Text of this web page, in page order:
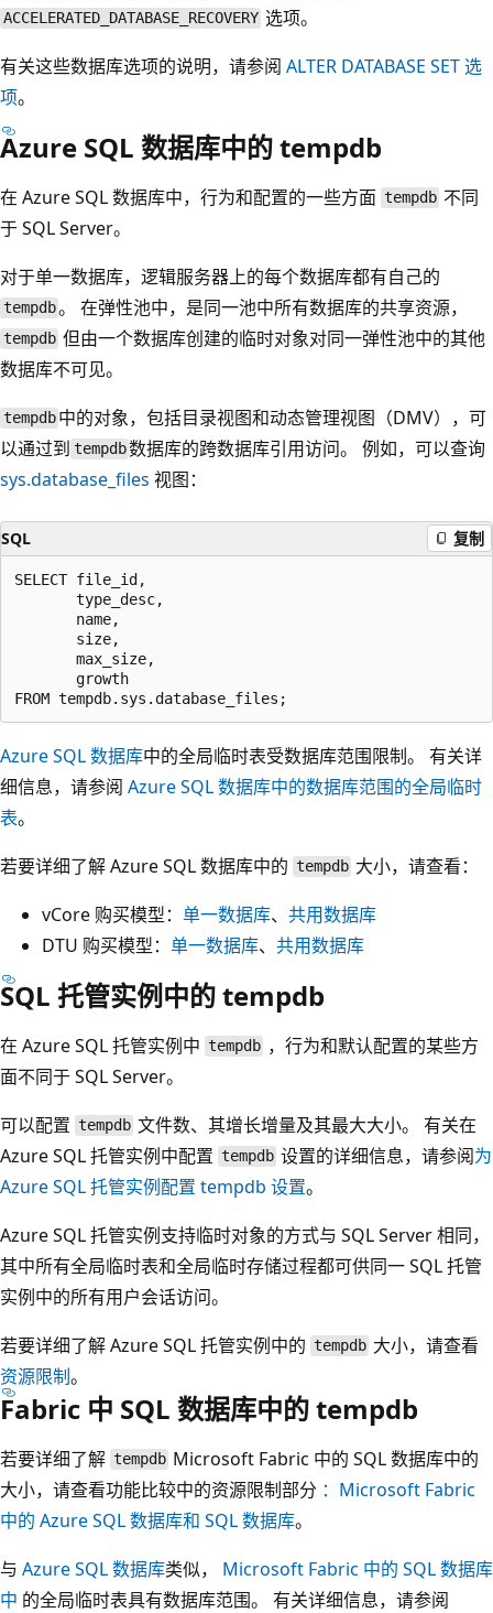
ACCELERATED_DATABASE_RECOVERY 选项。
有关这些数据库选项的说明，请参阅 ALTER DATABASE SET 选
项。
Azure SQL 数据库中的 tempdb
在 Azure SQL 数据库中，行为和配置的一些方面 tempdb 不同
于 SQL Server。
对于单一数据库，逻辑服务器上的每个数据库都有自己的
tempdb。 在弹性池中，是同一池中所有数据库的共享资源，
tempdb 但由一个数据库创建的临时对象对同一弹性池中的其他
数据库不可见。
tempdb 中的对象，包括目录视图和动态管理视图（DMV），可
以通过到 tempdb数据库的跨数据库引用访问。 例如，可以查询
sys.database_files 视图：
SQL 复制
SELECT file_id,
       type_desc,
       name,
       size,
       max_size,
       growth
Azure SQL 数据库中的全局临时表受数据库范围限制。 有关详
细信息，请参阅 Azure SQL 数据库中的数据库范围的全局临时
表。
若要详细了解 Azure SQL 数据库中的 tempdb 大小，请查看：
vCore 购买模型： 单一数据库、 共用数据库
DTU 购买模型： 单一数据库、 共用数据库
SQL 托管实例中的 tempdb
在 Azure SQL 托管实例中 tempdb ，行为和默认配置的某些方
面不同于 SQL Server。
可以配置 tempdb 文件数、其增长增量及其最大大小。 有关在
Azure SQL 托管实例中配置 tempdb 设置的详细信息，请参阅为
Azure SQL 托管实例配置 tempdb 设置。
Azure SQL 托管实例支持临时对象的方式与 SQL Server 相同，
其中所有全局临时表和全局临时存储过程都可供同一 SQL 托管
实例中的所有用户会话访问。
若要详细了解 Azure SQL 托管实例中的 tempdb 大小，请查看
资源限制。
Fabric 中 SQL 数据库中的 tempdb
若要详细了解 tempdb Microsoft Fabric 中的 SQL 数据库中的
大小，请查看功能比较中的资源限制部分 ：Microsoft Fabric
中的 Azure SQL 数据库和 SQL 数据库。
与 Azure SQL 数据库类似， Microsoft Fabric 中的 SQL 数据库
中 的全局临时表具有数据库范围。 有关详细信息，请参阅